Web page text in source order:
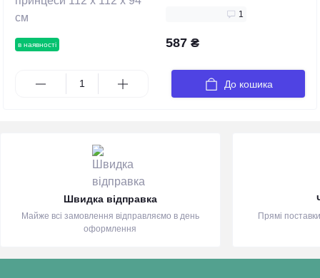
в наявності
1
587 ₴
До кошика
Швидка відправка
Майже всі замовлення відправляємо в день
оформлення
Прямі